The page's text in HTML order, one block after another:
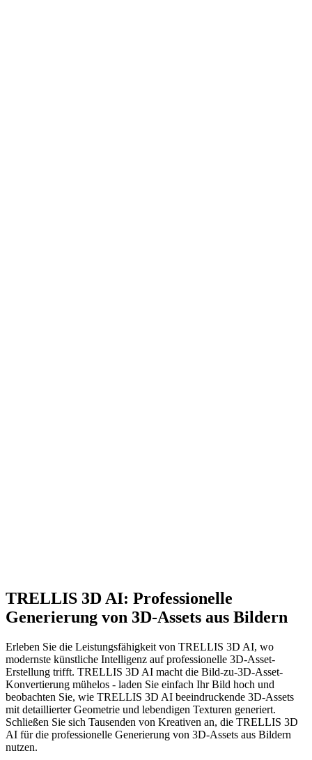
TRELLIS 3D AI: Professionelle
Generierung von 3D-Assets aus Bildern
Erleben Sie die Leistungsfähigkeit von TRELLIS 3D AI, wo
modernste künstliche Intelligenz auf professionelle 3D-Asset-
Erstellung trifft. TRELLIS 3D AI macht die Bild-zu-3D-Asset-
Konvertierung mühelos - laden Sie einfach Ihr Bild hoch und
beobachten Sie, wie TRELLIS 3D AI beeindruckende 3D-Assets
mit detaillierter Geometrie und lebendigen Texturen generiert.
Schließen Sie sich Tausenden von Kreativen an, die TRELLIS 3D
AI für die professionelle Generierung von 3D-Assets aus Bildern
nutzen.